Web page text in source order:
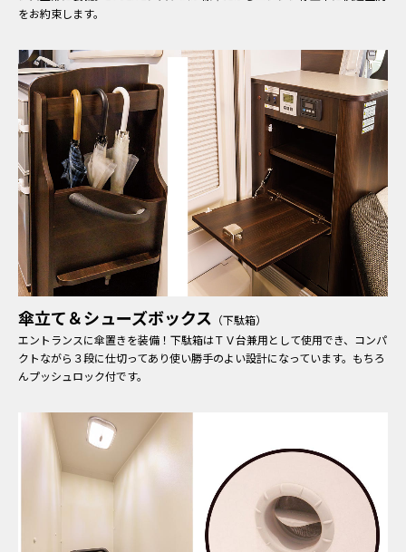
をお約束します。
傘立て＆シューズボックス （下駄箱）
エントランスに傘置きを装備！下駄箱はＴＶ台兼用として使用でき、コンパ
クトながら３段に仕切ってあり使い勝手のよい設計になっています。もちろ
んプッシュロック付です。